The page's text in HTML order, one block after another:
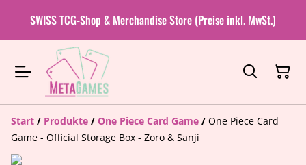
SWISS TCG-Shop & Merchandise Store (Preise inkl. MwSt.)
Start / Produkte / One Piece Card Game / One Piece Card
Game - Official Storage Box - Zoro & Sanji